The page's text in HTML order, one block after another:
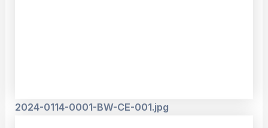
2024-0114-0001-BW-CE-001.jpg